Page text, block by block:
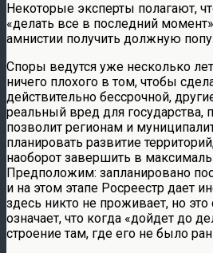
Некоторые эксперты полагают,
«делать все в последний
амнистии получить должную
Споры ведутся уже несколько
ничего плохого в том, чтобы
действительно бессрочной,
реальный вред для государства,
позволит регионам и
планировать развитие
наоборот завершить в
Предположим: запланировано
и на этом этапе Росреестр дает
здесь никто не проживает, но
означает, что когда «дойдет до
строение там, где его не было